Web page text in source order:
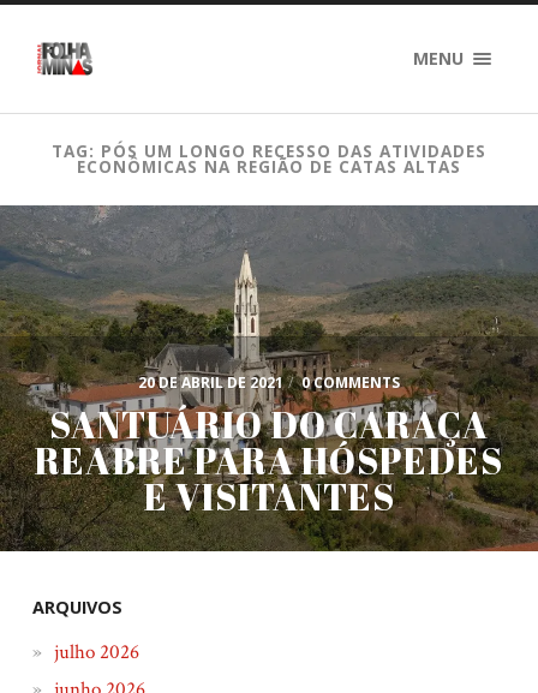
MENU
TAG: PÓS UM LONGO RECESSO DAS ATIVIDADES
ECONÔMICAS NA REGIÃO DE CATAS ALTAS
20 DE ABRIL DE 2021 / 0 COMMENTS
SANTUÁRIO DO CARAÇA
REABRE PARA HÓSPEDES
E VISITANTES
ARQUIVOS
julho 2026